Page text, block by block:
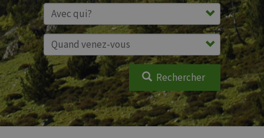
Rechercher